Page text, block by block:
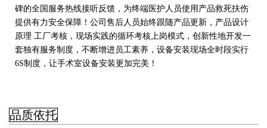
碑的全国服务热线接听反馈，为终端医护人员使用产品救死扶伤
提供有力安全保障！公司售后人员始终跟随产品更新，产品设计
原理 工厂考核，现场实践的循环考核上岗模式，创新性地开发一
套独有服务制度，不断增进员工素养，设备安装现场全时段实行
6S制度，让手术室设备安装更加完美！
品质依托